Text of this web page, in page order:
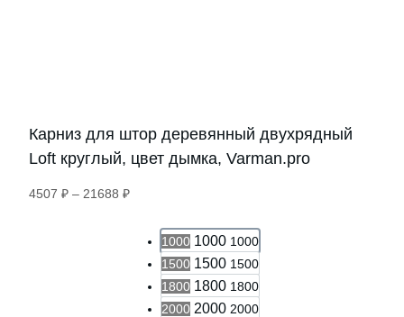
Карниз для штор деревянный двухрядный
Loft круглый, цвет дымка, Varman.pro
4507 ₽ – 21688 ₽Диапазон
4507 ₽
21688 ₽
1000 1000 1000
1500 1500 1500
1800 1800 1800
2000 2000 2000